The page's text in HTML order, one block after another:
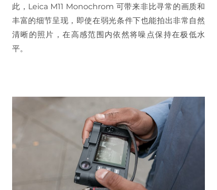
此，Leica M11 Monochrom 可带来非比寻常的画质和
丰富的细节呈现，即使在弱光条件下也能拍出非常自然
清晰的照片，在高感范围内依然将噪点保持在极低水
平。